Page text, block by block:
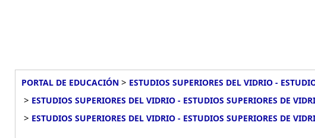
PORTAL DE EDUCACIÓN > ESTUDIOS SUPERIORES DEL VIDRIO -
> ESTUDIOS SUPERIORES DEL VIDRIO - ESTUDIOS SUPERIORES DE
> ESTUDIOS SUPERIORES DEL VIDRIO - ESTUDIOS SUPERIORES DE